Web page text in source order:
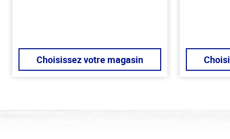
Choisissez votre magasin